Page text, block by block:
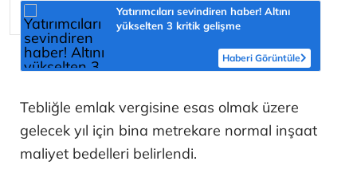
Yatırımcıları sevindiren haber! Altını
yükselten 3 kritik gelişme
Haberi Görüntüle
Tebliğle emlak vergisine esas olmak üzere
gelecek yıl için bina metrekare normal inşaat
maliyet bedelleri belirlendi.